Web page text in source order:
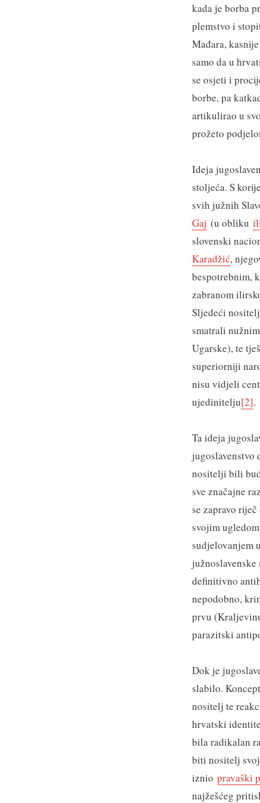
kada je borba
plemstvo i
Mađara,
samo da u
se osjeti i
borbe, pa
artikulirao u
prožeto
Ideja
stoljeća. S
svih južnih
Gaj (u obliku
slovenski
Karadžić,
bespotrebnim,
zabranom
Sljedeći
smatrali
Ugarske), te
superiorniji
nisu vidjeli
ujedinitelju[2].
Ta ideja
jugoslavenstvo
nositelji bili
sve značajne
se zapravo
svojim
sudjelovanjem
definitivno
nepodobno,
prvu
parazitski
Dok je
slabilo.
nositelj te
hrvatski
bila radikalan
biti nositelj
iznio pravaški
najžešćeg